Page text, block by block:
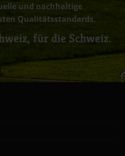
und nachhaltige
Qualitätsstandards.
für die Schweiz.